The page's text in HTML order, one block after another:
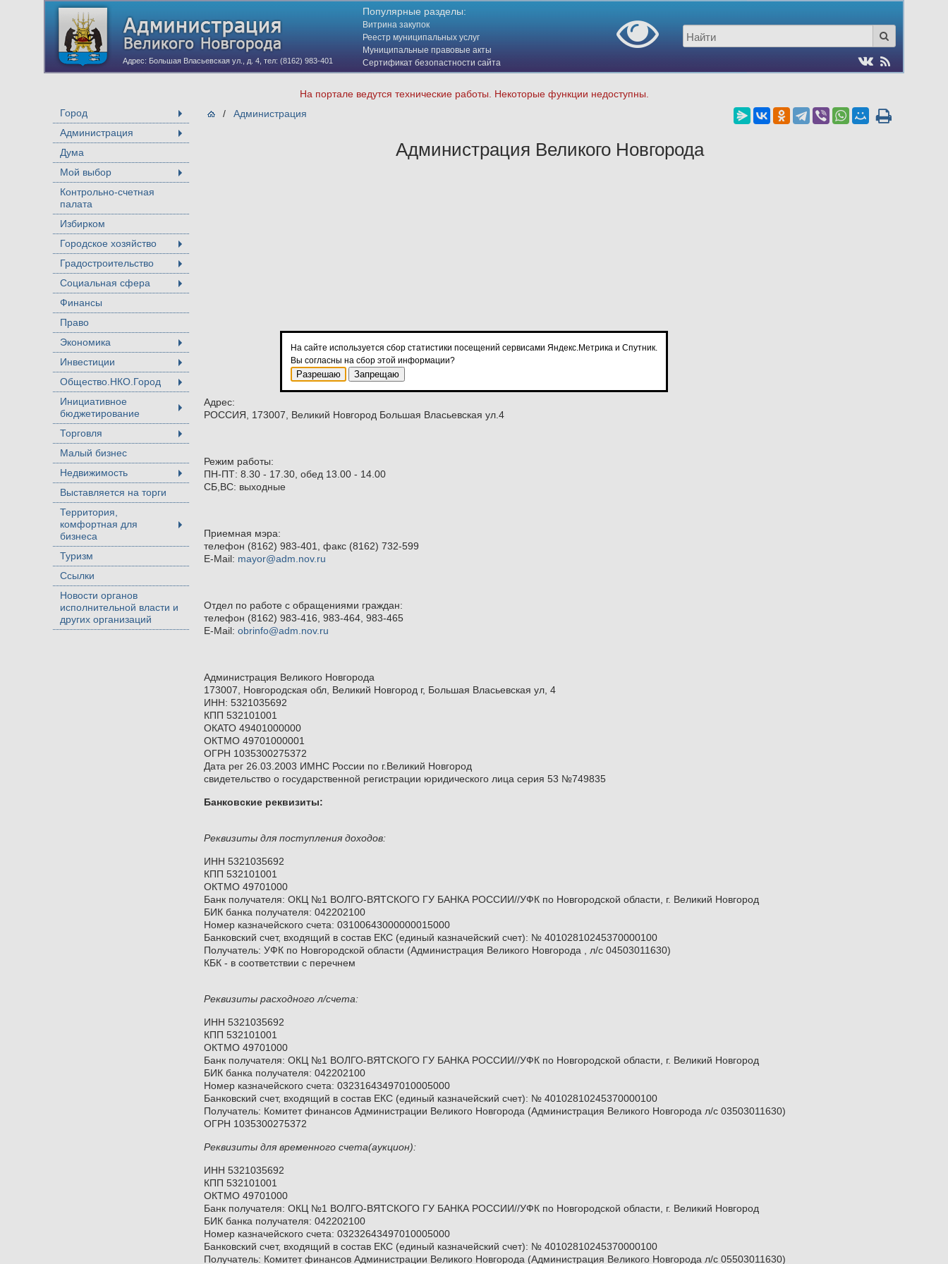
Адрес: Большая Власьевская ул., д. 4, тел: (8162) 983-401
Популярные разделы:
Витрина закупок
Реестр муниципальных услуг
Муниципальные правовые акты
Сертификат безопастности сайта
(HTTPS)
На портале ведутся технические работы. Некоторые функции недоступны.
Город
Администрация
Дума
Мой выбор
Контрольно-счетная
палата
Избирком
Городское хозяйство
Градостроительство
Социальная сфера
Финансы
Право
Экономика
Инвестиции
Общество.НКО.Город
Инициативное
бюджетирование
Торговля
Малый бизнес
Недвижимость
Выставляется на торги
Территория,
комфортная для
бизнеса
Туризм
Ссылки
Новости органов
исполнительной власти и
других организаций
/ Администрация
Администрация Великого Новгорода
Адрес:
РОССИЯ, 173007, Великий Новгород Большая Власьевская ул.4
Режим работы:
ПН-ПТ: 8.30 - 17.30, обед 13.00 - 14.00
СБ,ВС: выходные
Приемная мэра:
телефон (8162) 983-401, факс (8162) 732-599
E-Mail: mayor@adm.nov.ru
Отдел по работе с обращениями граждан:
телефон (8162) 983-416, 983-464, 983-465
E-Mail: obrinfo@adm.nov.ru
Администрация Великого Новгорода
173007, Новгородская обл, Великий Новгород г, Большая Власьевская ул, 4
ИНН: 5321035692
КПП 532101001
ОКАТО 49401000000
ОКТМО 49701000001
ОГРН 1035300275372
Дата рег 26.03.2003 ИМНС России по г.Великий Новгород
свидетельство о государственной регистрации юридического лица серия 53 №749835
Банковские реквизиты:
Реквизиты для поступления доходов:
ИНН 5321035692
КПП 532101001
ОКТМО 49701000
Банк получателя: ОКЦ №1 ВОЛГО-ВЯТСКОГО ГУ БАНКА РОССИИ//УФК по Новгородской области, г. Великий Новгород
БИК банка получателя: 042202100
Номер казначейского счета: 03100643000000015000
Банковский счет, входящий в состав ЕКС (единый казначейский счет): № 40102810245370000100
Получатель: УФК по Новгородской области (Администрация Великого Новгорода , л/c 04503011630)
КБК - в соответствии с перечнем
Реквизиты расходного л/счета:
ИНН 5321035692
КПП 532101001
ОКТМО 49701000
Банк получателя: ОКЦ №1 ВОЛГО-ВЯТСКОГО ГУ БАНКА РОССИИ//УФК по Новгородской области, г. Великий Новгород
БИК банка получателя: 042202100
Номер казначейского счета: 03231643497010005000
Банковский счет, входящий в состав ЕКС (единый казначейский счет): № 40102810245370000100
Получатель: Комитет финансов Администрации Великого Новгорода (Администрация Великого Новгорода л/c 03503011630)
ОГРН 1035300275372
Реквизиты для временного счета(аукцион):
ИНН 5321035692
КПП 532101001
ОКТМО 49701000
Банк получателя: ОКЦ №1 ВОЛГО-ВЯТСКОГО ГУ БАНКА РОССИИ//УФК по Новгородской области, г. Великий Новгород
БИК банка получателя: 042202100
Номер казначейского счета: 03232643497010005000
Банковский счет, входящий в состав ЕКС (единый казначейский счет): № 40102810245370000100
Получатель: Комитет финансов Администрации Великого Новгорода (Администрация Великого Новгорода л/c 05503011630)
На сайте используется сбор статистики посещений сервисами Яндекс.Метрика и Спутник.
Вы согласны на сбор этой информации?
Разрешаю Запрещаю